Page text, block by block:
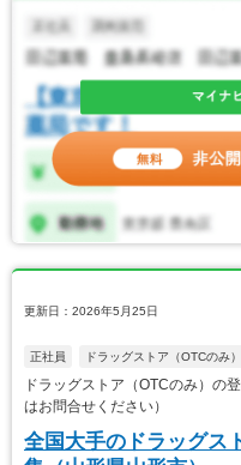
更新日：2026年5月25日
正社員 ドラッグストア（OTCのみ）
ドラッグストア（OTCのみ）
はお問合せください）
全国大手のドラッグス